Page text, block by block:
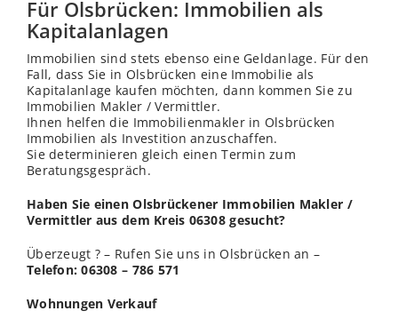
Für Olsbrücken: Immobilien als
Kapitalanlagen
Immobilien sind stets ebenso eine Geldanlage. Für den
Fall, dass Sie in Olsbrücken eine Immobilie als
Kapitalanlage kaufen möchten, dann kommen Sie zu
Immobilien Makler / Vermittler.
Ihnen helfen die Immobilienmakler in Olsbrücken
Immobilien als Investition anzuschaffen.
Sie determinieren gleich einen Termin zum
Beratungsgespräch.
Haben Sie einen Olsbrückener Immobilien Makler /
Vermittler aus dem Kreis 06308 gesucht?
Überzeugt ? – Rufen Sie uns in Olsbrücken an –
Telefon: 06308 – 786 571
Wohnungen Verkauf